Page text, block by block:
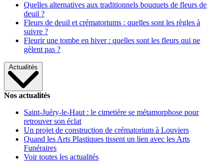
Quelles alternatives aux traditionnels bouquets de fleurs de
deuil ?
Fleurs de deuil et crématoriums : quelles sont les règles à
suivre ?
Fleurir une tombe en hiver : quelles sont les fleurs qui ne
gèlent pas ?
Actualités
Nos actualités
Saint-Juéry-le-Haut : le cimetière se métamorphose pour
retrouver son éclat
Un projet de construction de crématorium à Louviers
Quand les Arts Plastiques tissent un lien avec les Arts
Funéraires
Voir toutes les actualités